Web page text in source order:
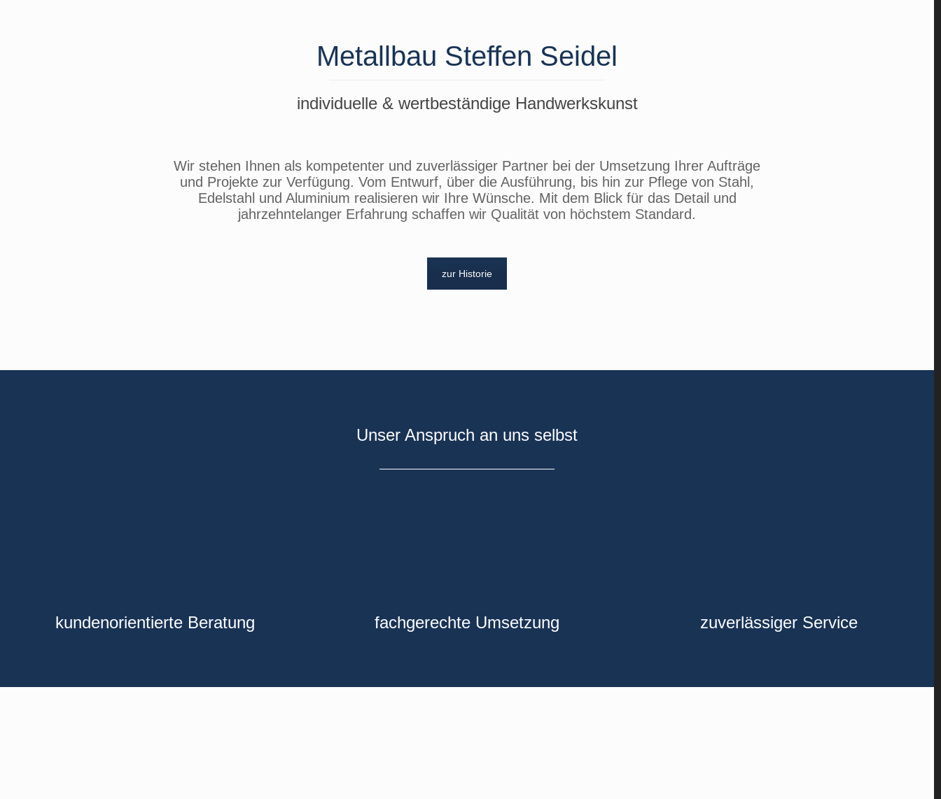
Metallbau Steffen Seidel
individuelle & wertbeständige Handwerkskunst
Wir stehen Ihnen als kompetenter und zuverlässiger Partner bei der Umsetzung Ihrer Aufträge
und Projekte zur Verfügung. Vom Entwurf, über die Ausführung, bis hin zur Pflege von Stahl,
Edelstahl und Aluminium realisieren wir Ihre Wünsche. Mit dem Blick für das Detail und
jahrzehntelanger Erfahrung schaffen wir Qualität von höchstem Standard.
zur Historie
Unser Anspruch an uns selbst
kundenorientierte Beratung fachgerechte Umsetzung zuverlässiger Service